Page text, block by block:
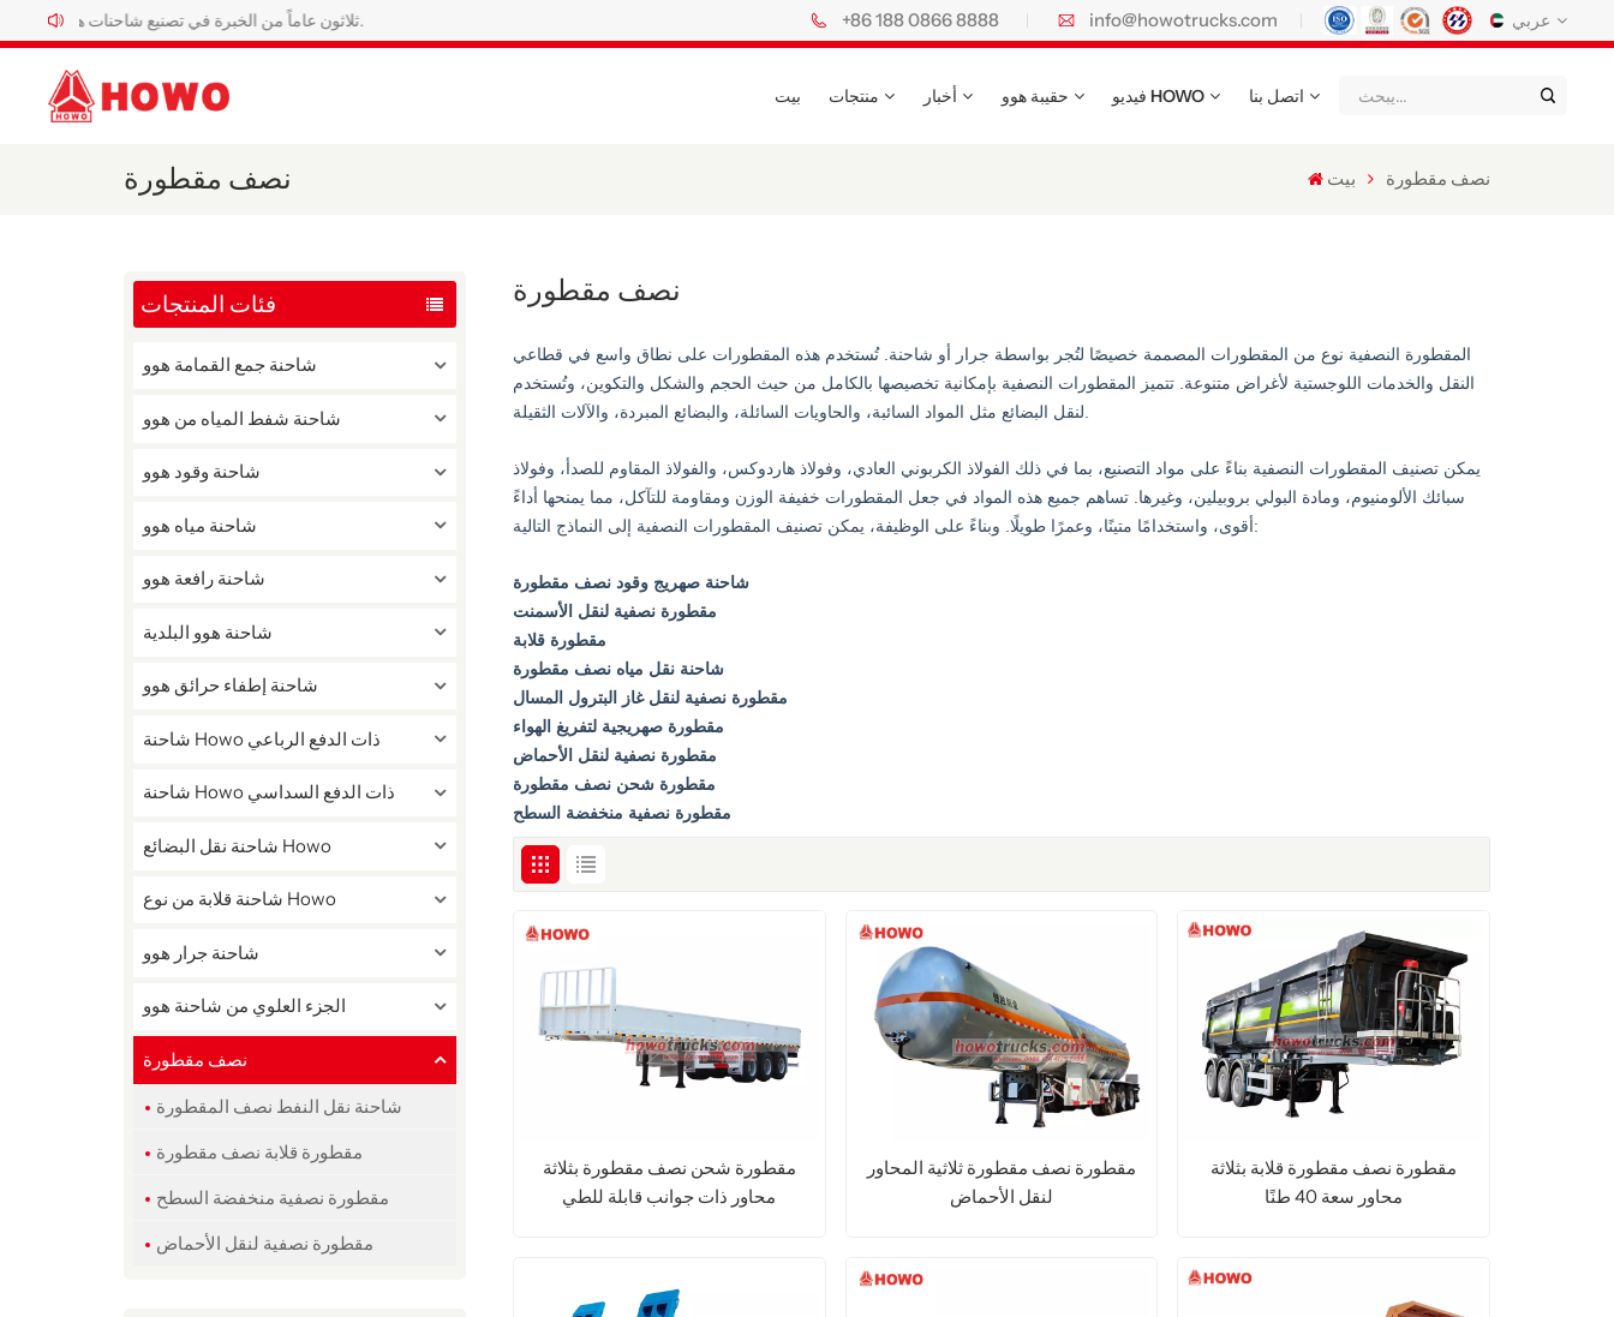
ثلاثون عاماً من الخبرة في تصنيع شاحنات هوو. المصنع الرسمي لشاحنات هوو الخاصة. +86 188 0866 8888 info@howotrucks.com عربي
Italiano Español
Tiếng Việt عربي Қазақстан
Türkmenler o'zbek Кыргызча
بيت منتجات أخبار حقيبة هوو فيديو HOWO اتصل بنا
نصف مقطورة بيت نصف مقطورة
فئات المنتجات
شاحنة جمع القمامة هوو
شاحنة شفط المياه من هوو
شاحنة وقود هوو
شاحنة مياه هوو
شاحنة رافعة هوو
شاحنة هوو البلدية
شاحنة إطفاء حرائق هوو
شاحنة Howo ذات الدفع الرباعي
شاحنة Howo ذات الدفع السداسي
شاحنة نقل البضائع Howo
شاحنة قلابة من نوع Howo
شاحنة جرار هوو
الجزء العلوي من شاحنة هوو
نصف مقطورة
شاحنة نقل النفط نصف المقطورة
مقطورة قلابة نصف مقطورة
مقطورة نصفية منخفضة السطح
مقطورة نصفية لنقل الأحماض
نصف مقطورة
المقطورة النصفية نوع من المقطورات المصممة خصيصًا لتُجر بواسطة جرار أو شاحنة. تُستخدم هذه المقطورات على نطاق واسع في قطاعي
النقل والخدمات اللوجستية لأغراض متنوعة. تتميز المقطورات النصفية بإمكانية تخصيصها بالكامل من حيث الحجم والشكل والتكوين، وتُستخدم
يمكن تصنيف المقطورات النصفية بناءً على مواد التصنيع، بما في ذلك الفولاذ الكربوني العادي، وفولاذ هاردوكس، والفولاذ المقاوم للصدأ، وفولاذ
سبائك الألومنيوم، ومادة البولي بروبيلين، وغيرها. تساهم جميع هذه المواد في جعل المقطورات خفيفة الوزن ومقاومة للتآكل، مما يمنحها أداءً
أقوى، واستخدامًا متينًا، وعمرًا طويلًا. وبناءً على الوظيفة، يمكن تصنيف المقطورات النصفية إلى النماذج التالية:
شاحنة صهريج وقود نصف مقطورة
مقطورة نصفية لنقل الأسمنت
مقطورة قلابة
شاحنة نقل مياه نصف مقطورة
مقطورة نصفية لنقل غاز البترول المسال
مقطورة صهريجية لتفريغ الهواء
مقطورة نصفية لنقل الأحماض
مقطورة شحن نصف مقطورة
مقطورة نصفية منخفضة السطح
مقطورة شحن نصف مقطورة بثلاثة
محاور ذات جوانب قابلة للطي
مقطورة نصف مقطورة ثلاثية المحاور
لنقل الأحماض
مقطورة نصف مقطورة قلابة بثلاثة
محاور سعة 40 طنًا